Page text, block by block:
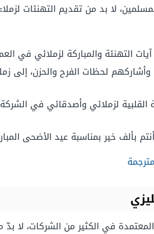
لا بد من تقديم التهنئات
التهنئة والمباركة لزملائي في
لحظات الفرح والحزن، إلى
القلبية لزملائي وأصدقائي في
بألف خير بمناسبة عيد الأضحى
في الكثير من الشركات، لا